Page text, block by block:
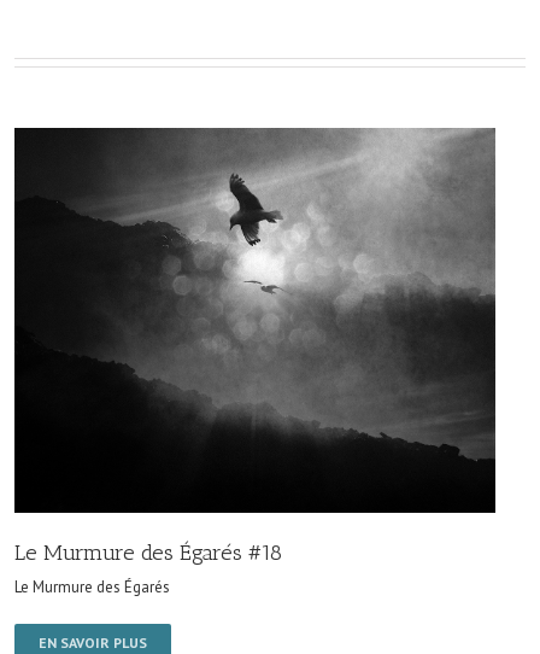
Le Murmure des Égarés #18
Le Murmure des Égarés
EN SAVOIR PLUS